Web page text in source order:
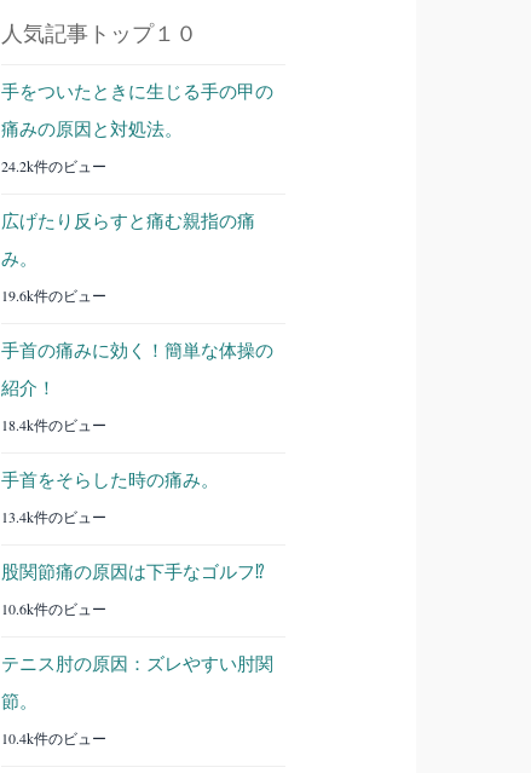
人気記事トップ１０
手をついたときに生じる手の甲の
痛みの原因と対処法。
24.2k件のビュー
広げたり反らすと痛む親指の痛
み。
19.6k件のビュー
手首の痛みに効く！簡単な体操の
紹介！
18.4k件のビュー
手首をそらした時の痛み。
13.4k件のビュー
股関節痛の原因は下手なゴルフ⁉︎
10.6k件のビュー
テニス肘の原因：ズレやすい肘関
節。
10.4k件のビュー